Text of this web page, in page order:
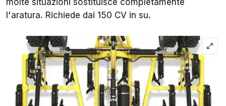
l'aratura. Richiede dai 150 CV in su.